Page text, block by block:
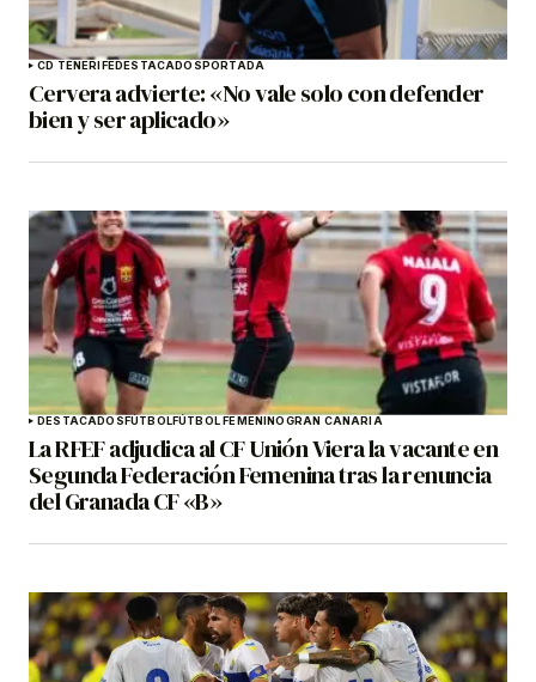
CD TENERIFEDESTACADOSPORTADA
Cervera advierte: «No vale solo con defender
bien y ser aplicado»
DESTACADOSFÚTBOLFÚTBOL FEMENINOGRAN CANARIA
La RFEF adjudica al CF Unión Viera la vacante en
Segunda Federación Femenina tras la renuncia
del Granada CF «B»